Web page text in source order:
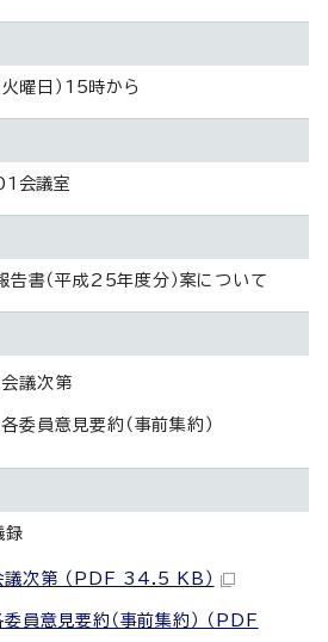
曜日）15時から
会議室
告書（平成25年度分）案について
議次第
員意見要約（事前集約）
録
次第 （PDF 34.5 KB）
員意見要約（事前集約） （PDF